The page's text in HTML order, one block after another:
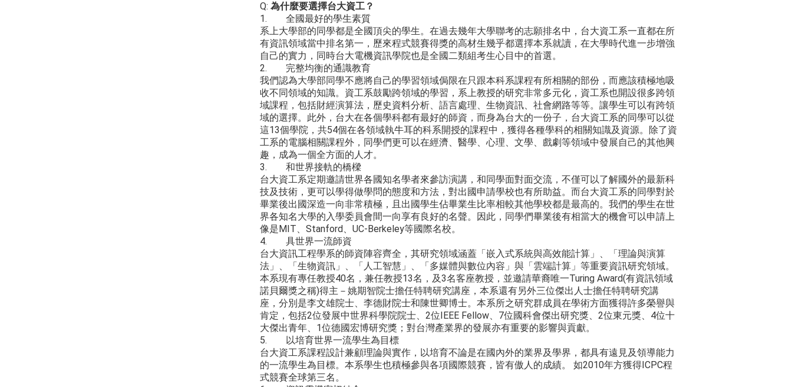
Q: 為什麼要選擇台大資工？
1. 全國最好的學生素質
系上大學部的同學都是全國頂尖的學生。在過去幾年大學聯考的志願排名中，台大資工系一直都在所
有資訊領域當中排名第一，歷來程式競賽得獎的高材生幾乎都選擇本系就讀，在大學時代進一步增強
自己的實力，同時台大電機資訊學院也是全國二類組考生心目中的首選。
2. 完整均衡的通識教育
我們認為大學部同學不應將自己的學習領域侷限在只跟本科系課程有所相關的部份，而應該積極地吸
收不同領域的知識。資工系鼓勵跨領域的學習，系上教授的研究非常多元化，資工系也開設很多跨領
域課程，包括財經演算法，歷史資料分析、語言處理、生物資訊、社會網路等等。讓學生可以有跨領
域的選擇。此外，台大在各個學科都有最好的師資，而身為台大的一份子，台大資工系的同學可以從
這13個學院，共54個在各領域執牛耳的科系開授的課程中，獲得各種學科的相關知識及資源。除了資
工系的電腦相關課程外，同學們更可以在經濟、醫學、心理、文學、戲劇等領域中發展自己的其他興
趣，成為一個全方面的人才。
3. 和世界接軌的橋樑
台大資工系定期邀請世界各國知名學者來參訪演講，和同學面對面交流，不僅可以了解國外的最新科
技及技術，更可以學得做學問的態度和方法，對出國申請學校也有所助益。而台大資工系的同學對於
畢業後出國深造一向非常積極，且出國學生佔畢業生比率相較其他學校都是最高的。我們的學生在世
界各知名大學的入學委員會間一向享有良好的名聲。因此，同學們畢業後有相當大的機會可以申請上
像是MIT、Stanford、UC-Berkeley等國際名校。
4. 具世界一流師資
台大資訊工程學系的師資陣容齊全，其研究領域涵蓋「嵌入式系統與高效能計算」、「理論與演算
法」、「生物資訊」、「人工智慧」、「多媒體與數位內容」與「雲端計算」等重要資訊研究領域。
本系現有專任教授40名，兼任教授13名，及3名客座教授，並邀請華裔唯一Turing Award(有資訊領域
諾貝爾獎之稱)得主－姚期智院士擔任特聘研究講座，本系還有另外三位傑出人士擔任特聘研究講
座，分別是李文雄院士、李德財院士和陳世卿博士。本系所之研究群成員在學術方面獲得許多榮譽與
肯定，包括2位發展中世界科學院院士、2位IEEE Fellow、7位國科會傑出研究獎、2位東元獎、4位十
大傑出青年、1位德國宏博研究獎；對台灣產業界的發展亦有重要的影響與貢獻。
5. 以培育世界一流學生為目標
台大資工系課程設計兼顧理論與實作，以培育不論是在國內外的業界及學界，都具有遠見及領導能力
的一流學生為目標。本系學生也積極參與各項國際競賽，皆有傲人的成績。 如2010年方獲得ICPC程
式競賽全球第三名。